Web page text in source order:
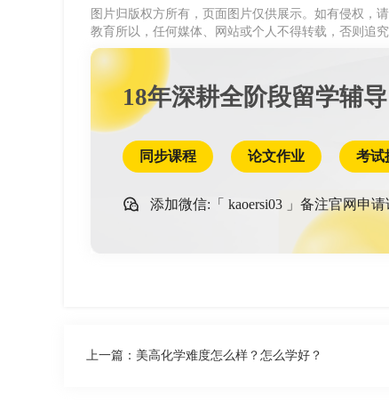
图片归版权方所有，页面图片仅供展示。如有侵权，
教育所以，任何媒体、网站或个人不得转载，否则追究
18年深耕全阶段留学辅
同步课程 论文作业 考试
添加微信:「 kaoersi03 」备注官网申
上一篇： 美高化学难度怎么样？怎么学好？